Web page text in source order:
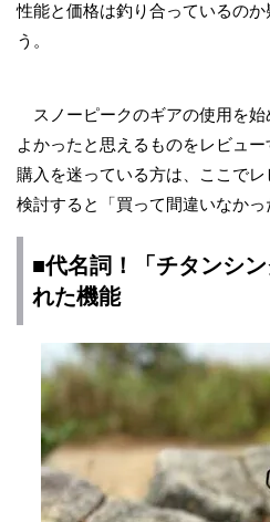
性能と価格は釣り合っているの
う。
スノーピークのギアの使用を始
よかったと思えるものをレビュ
購入を迷っている方は、ここで
検討すると「買って間違いなかっ
■代名詞！「チタンシ
れた機能